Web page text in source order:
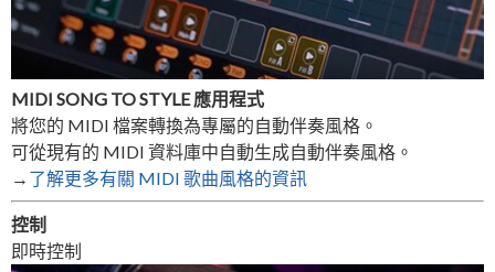
MIDI SONG TO STYLE 應用程式
將您的 MIDI 檔案轉換為專屬的自動伴奏風格。
可從現有的 MIDI 資料庫中自動生成自動伴奏風格。
→ 了解更多有關 MIDI 歌曲風格的資訊
控制
即時控制